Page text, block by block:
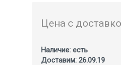
Цена с
Наличие: есть
Доставим: 26.09.19